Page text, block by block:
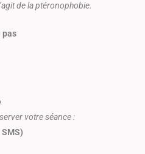
de la ptéronophobie.
pas
votre séance :